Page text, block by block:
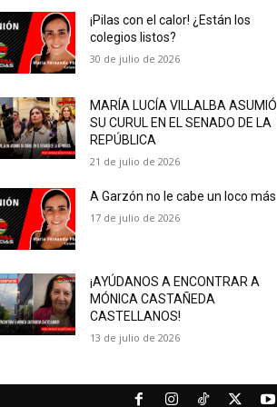
¡Pilas con el calor! ¿Están los
colegios listos?
30 de julio de 2026
MARÍA LUCÍA VILLALBA ASUMIÓ
SU CURUL EN EL SENADO DE LA
REPÚBLICA
21 de julio de 2026
A Garzón no le cabe un loco más
17 de julio de 2026
¡AYÚDANOS A ENCONTRAR A
MÓNICA CASTAÑEDA
CASTELLANOS!
13 de julio de 2026